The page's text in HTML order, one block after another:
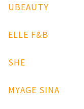
UBEAUTY
ELLE F&B
SHE
MYAGE SINA